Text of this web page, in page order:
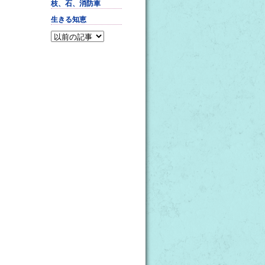
枝、石、消防車
生きる知恵